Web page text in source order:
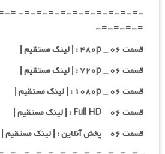
=-=-=- =-=-=-=-=-=-=-=-
=-=-=-=-
قسمت ۰۶ _ ۴۸۰p : | لینک مستقیم |
قسمت ۰۶ _ ۷۲۰p : | لینک مستقیم |
قسمت ۰۶ _ ۱۰۸۰p : | لینک مستقیم |
قسمت ۰۶ _ Full HD : | لینک مستقیم |
قسمت ۰۶ _ پخش آنلاین : | لینک مستقیم |